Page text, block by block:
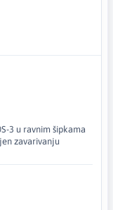
3 u ravnim šipkama
zavarivanju